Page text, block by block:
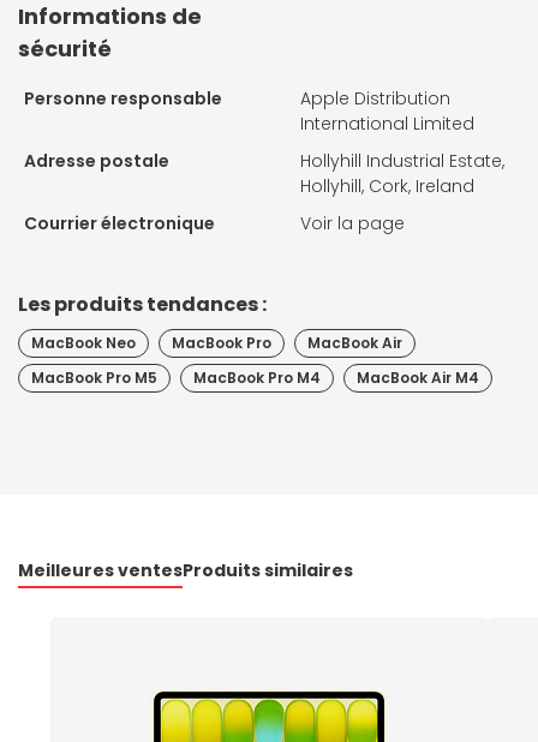
Informations de
sécurité
Personne responsable
Apple Distribution
International Limited
Adresse postale
Hollyhill Industrial Estate,
Hollyhill, Cork, Ireland
Courrier électronique
Voir la page
Les produits tendances :
MacBook Neo MacBook Pro
MacBook Air
MacBook Pro M5
MacBook Pro M4 MacBook Air M4
Meilleures ventesProduits similaires